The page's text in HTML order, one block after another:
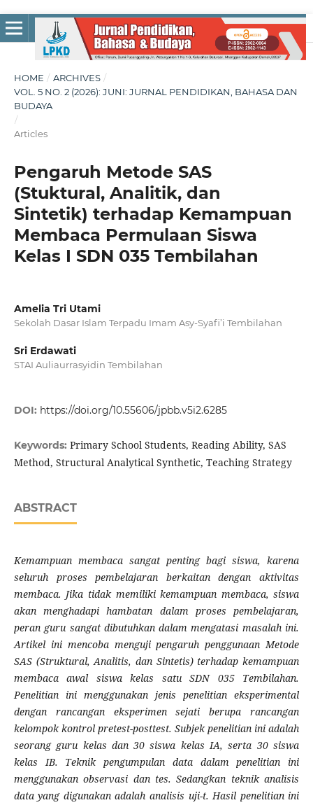
HOME / ARCHIVES /
VOL. 5 NO. 2 (2026): JUNI: JURNAL PENDIDIKAN, BAHASA DAN
BUDAYA
/
Articles
Pengaruh Metode SAS
(Stuktural, Analitik, dan
Sintetik) terhadap Kemampuan
Membaca Permulaan Siswa
Kelas I SDN 035 Tembilahan
Amelia Tri Utami
Sekolah Dasar Islam Terpadu Imam Asy-Syafi’i Tembilahan
Sri Erdawati
STAI Auliaurrasyidin Tembilahan
DOI: https://doi.org/10.55606/jpbb.v5i2.6285
Keywords: Primary School Students, Reading Ability, SAS
Method, Structural Analytical Synthetic, Teaching Strategy
ABSTRACT
Kemampuan membaca sangat penting bagi siswa, karena
seluruh proses pembelajaran berkaitan dengan aktivitas
membaca. Jika tidak memiliki kemampuan membaca, siswa
akan menghadapi hambatan dalam proses pembelajaran,
peran guru sangat dibutuhkan dalam mengatasi masalah ini.
Artikel ini mencoba menguji pengaruh penggunaan Metode
SAS (Struktural, Analitis, dan Sintetis) terhadap kemampuan
membaca awal siswa kelas satu SDN 035 Tembilahan.
Penelitian ini menggunakan jenis penelitian eksperimental
dengan rancangan eksperimen sejati berupa rancangan
kelompok kontrol pretest-posttest. Subjek penelitian ini adalah
seorang guru kelas dan 30 siswa kelas IA, serta 30 siswa
kelas IB. Teknik pengumpulan data dalam penelitian ini
menggunakan observasi dan tes. Sedangkan teknik analisis
data yang digunakan adalah analisis uji-t. Hasil penelitian ini